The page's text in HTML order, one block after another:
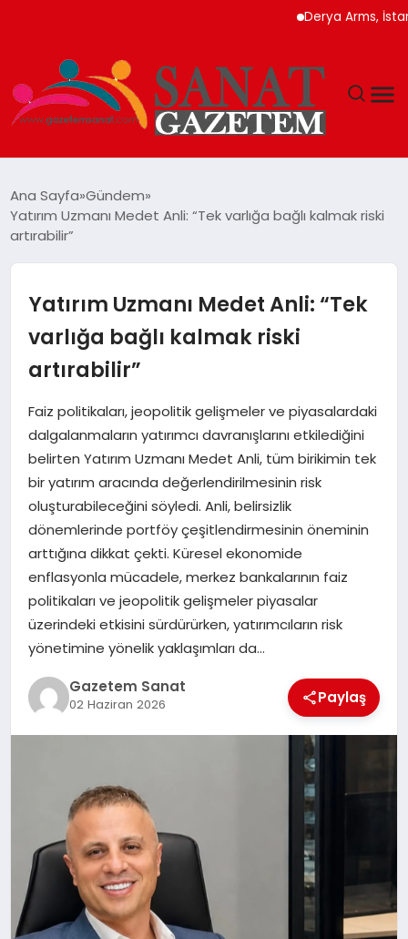
Derya Arms, İstanbul
TEKNOLOJI
YAŞAM
EKONOMI
SAĞLIK
DÜNYA
EĞITIM
Ana Sayfa Gündem
Yatırım Uzmanı Medet Anli: “Tek varlığa bağlı kalmak riski
artırabilir”
Yatırım Uzmanı Medet Anli: “Tek
varlığa bağlı kalmak riski
artırabilir”
Faiz politikaları, jeopolitik gelişmeler ve piyasalardaki
dalgalanmaların yatırımcı davranışlarını etkilediğini
belirten Yatırım Uzmanı Medet Anli, tüm birikimin tek
bir yatırım aracında değerlendirilmesinin risk
oluşturabileceğini söyledi. Anli, belirsizlik
dönemlerinde portföy çeşitlendirmesinin öneminin
arttığına dikkat çekti. Küresel ekonomide
enflasyonla mücadele, merkez bankalarının faiz
politikaları ve jeopolitik gelişmeler piyasalar
üzerindeki etkisini sürdürürken, yatırımcıların risk
yönetimine yönelik yaklaşımları da…
Gazetem Sanat
02 Haziran 2026 Paylaş